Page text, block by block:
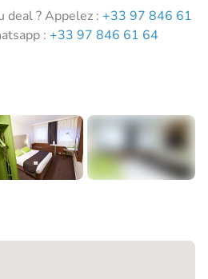
deal ? Appelez : +33 97 846 61
: +33 97 846 61 64